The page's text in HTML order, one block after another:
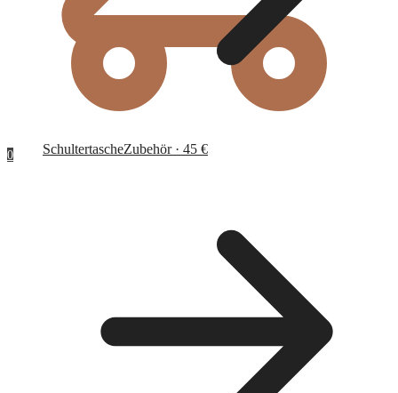
0 SchultertascheZubehör · 45 €